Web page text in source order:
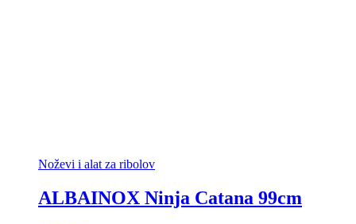
Noževi i alat za ribolov
ALBAINOX Ninja Catana 99cm